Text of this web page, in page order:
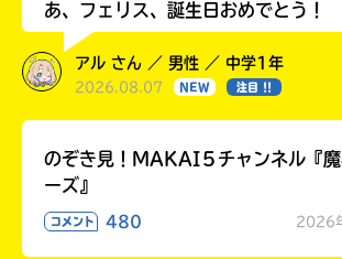
あ、フェリス、誕生日おめでとう！
アル さん ／ 男性 ／ 中学1年
2026.08.07 NEW 注目 !!
のぞき見！MAKAI５チャンネル『
ーズ』
コメント 480 2026